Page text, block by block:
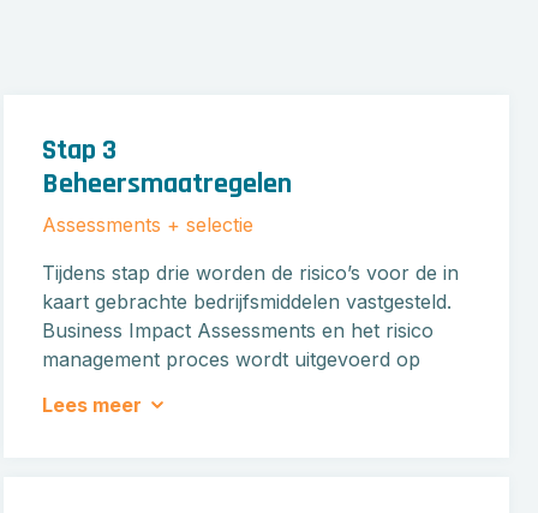
Stap 3
Beheersmaatregelen
Assessments + selectie
Tijdens stap drie worden de risico’s voor de in
kaart gebrachte bedrijfsmiddelen vastgesteld.
Business Impact Assessments en het risico
management proces wordt uitgevoerd op
genomen maatregelen. Dit bepaalt welke
Lees meer